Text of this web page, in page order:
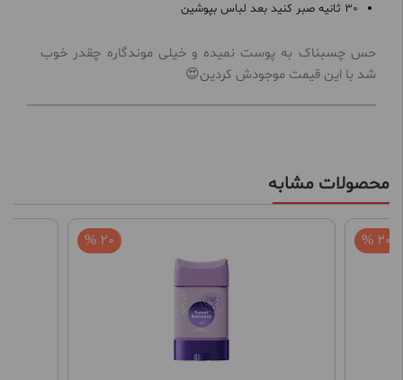
30 ثانیه صبر کنید بعد لباس بپوشین
حس چسبناک به پوست نمیده و خیلی موندگاره چقدر خوب
شد با این قیمت موجودش کردین😍
محصولات مشابه
20 % 20 %